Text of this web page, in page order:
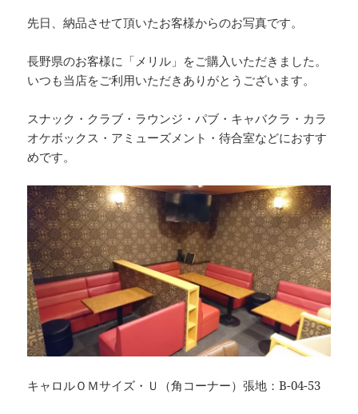
先日、納品させて頂いたお客様からのお写真です。
長野県のお客様に「メリル」をご購入いただきました。
いつも当店をご利用いただきありがとうございます。
スナック・クラブ・ラウンジ・パブ・キャバクラ・カラ
オケボックス・アミューズメント・待合室などにおすす
めです。
キャロルＯＭサイズ・Ｕ（角コーナー）張地：B-04-53